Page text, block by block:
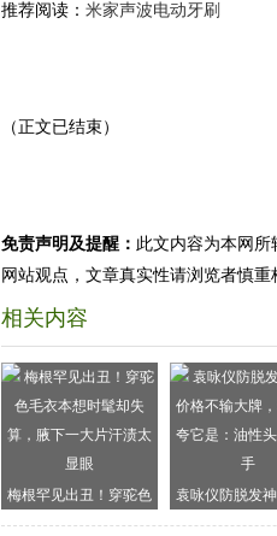
推荐阅读： 米家声波电动牙刷
（正文已结束）
免责声明及提醒： 此文内容为本网
网站观点，文章真实性请浏览者慎
相关内容
梅根罕见出丑！穿驼色
毛衣本想时髦却失算，
袁咏仪防脱发
格不输大牌，